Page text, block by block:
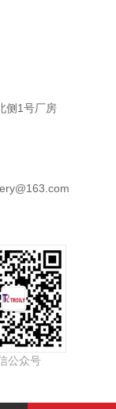
侧1号厂房
公众号